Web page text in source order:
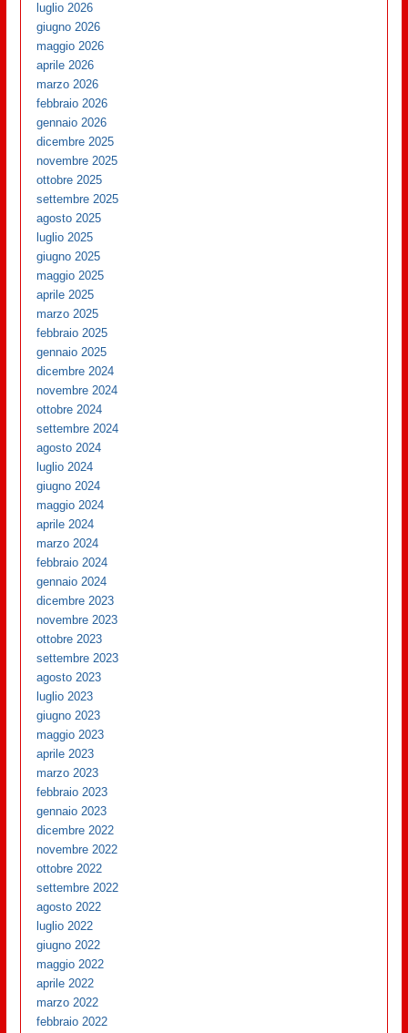
luglio 2026
giugno 2026
maggio 2026
aprile 2026
marzo 2026
febbraio 2026
gennaio 2026
dicembre 2025
novembre 2025
ottobre 2025
settembre 2025
agosto 2025
luglio 2025
giugno 2025
maggio 2025
aprile 2025
marzo 2025
febbraio 2025
gennaio 2025
dicembre 2024
novembre 2024
ottobre 2024
settembre 2024
agosto 2024
luglio 2024
giugno 2024
maggio 2024
aprile 2024
marzo 2024
febbraio 2024
gennaio 2024
dicembre 2023
novembre 2023
ottobre 2023
settembre 2023
agosto 2023
luglio 2023
giugno 2023
maggio 2023
aprile 2023
marzo 2023
febbraio 2023
gennaio 2023
dicembre 2022
novembre 2022
ottobre 2022
settembre 2022
agosto 2022
luglio 2022
giugno 2022
maggio 2022
aprile 2022
marzo 2022
febbraio 2022